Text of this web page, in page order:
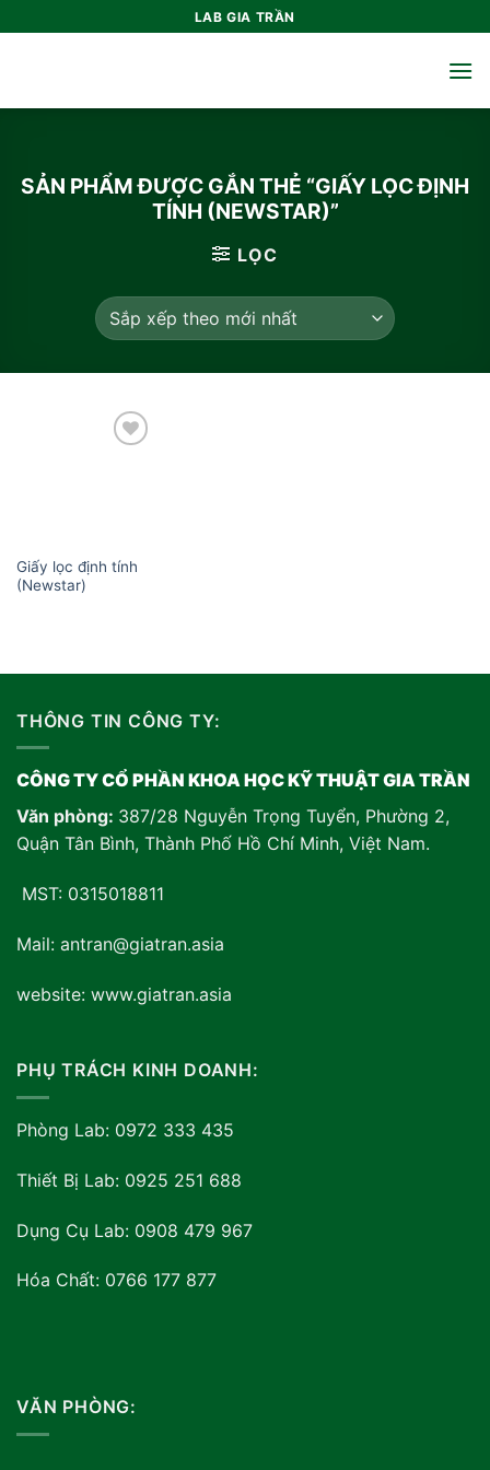
qua
LAB GIA TRẦN
SẢN PHẨM ĐƯỢC GẮN THẺ “GIẤY LỌC ĐỊNH
TÍNH (NEWSTAR)”
LỌC
Giấy lọc định tính
(Newstar)
THÔNG TIN CÔNG TY:
CÔNG TY CỔ PHẦN KHOA HỌC KỸ THUẬT GIA TRẦN
Văn phòng: 387/28 Nguyễn Trọng Tuyển, Phường 2,
Quận Tân Bình, Thành Phố Hồ Chí Minh, Việt Nam.
MST: 0315018811
Mail: antran@giatran.asia
website: www.giatran.asia
PHỤ TRÁCH KINH DOANH:
Phòng Lab: 0972 333 435
Thiết Bị Lab: 0925 251 688
Dụng Cụ Lab: 0908 479 967
Hóa Chất: 0766 177 877
VĂN PHÒNG: